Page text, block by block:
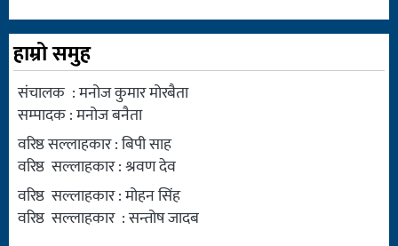
हाम्रो समुह
संचालक : मनोज कुमार मोरबैता
सम्पादक : मनोज बनैता
वरिष्ठ सल्लाहकार : बिपी साह
वरिष्ठ सल्लाहकार : श्रवण देव
वरिष्ठ सल्लाहकार : मोहन सिंह
वरिष्ठ सल्लाहकार : सन्तोष जादब